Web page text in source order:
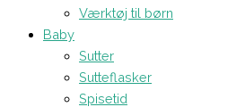
Værktøj til børn
Baby
Sutter
Sutteflasker
Spisetid